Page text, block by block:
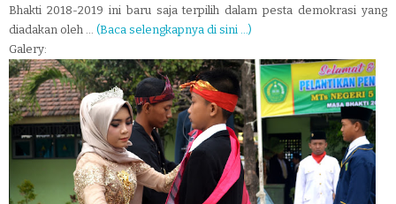
Bhakti 2018-2019 ini baru saja terpilih dalam pesta demokrasi yang
diadakan oleh ... (Baca selengkapnya di sini ...)
Galery: